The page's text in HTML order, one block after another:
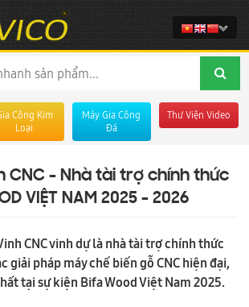
Công Kim
Loại
Máy Gia Công
Đá
Thư Viện Video
CNC - Nhà tài trợ chính thức
VIỆT NAM 2025 - 2026
CNC vinh dự là nhà tài trợ chính thức
giải pháp máy chế biến gỗ CNC hiện đại,
tại sự kiện Bifa Wood Việt Nam 2025.